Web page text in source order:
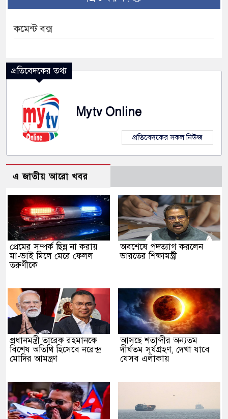
কমেন্ট বক্স
প্রতিবেদকের তথ্য
Mytv Online
প্রতিবেদকের সকল নিউজ
এ জাতীয় আরো খবর
প্রেমের সম্পর্ক ছিন্ন না করায়
মা-ভাই মিলে মেরে ফেলল
তরুণীকে
অবশেষে পদত্যাগ করলেন
ভারতের শিক্ষামন্ত্রী
প্রধানমন্ত্রী তারেক রহমানকে
বিশেষ অতিথি হিসেবে নরেন্দ্র
মোদির আমন্ত্রণ
আসছে শতাব্দীর অন্যতম
দীর্ঘতম সূর্যগ্রহণ, দেখা যাবে
যেসব এলাকায়